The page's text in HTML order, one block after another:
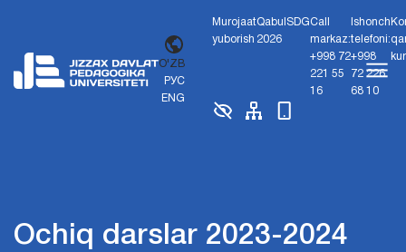
O'ZB
РУС
ENG
Murojaat
yuborish
Qabul
2026
SDGCall
markaz:
+998 72
221 55
16
Ishonch
telefoni:
+998
72 226
68 10
Ochiq darslar 2023-2024